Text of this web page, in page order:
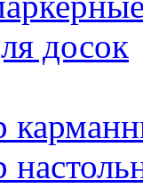
досок